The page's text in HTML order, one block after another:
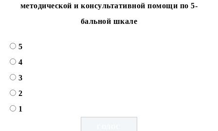
методической и консультативной помощи по 5-
бальной шкале
5
4
3
2
1